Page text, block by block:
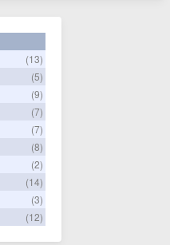
(13)
(5)
(9)
(7)
(7)
(8)
(2)
(14)
(3)
(12)